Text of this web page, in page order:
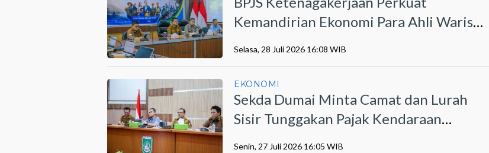
Kemandirian Ekonomi Para Ahli Waris
Selasa, 28 Juli 2026 16:08 WIB
EKONOMI
Sekda Dumai Minta Camat dan Lurah
Sisir Tunggakan Pajak Kendaraan
Senin, 27 Juli 2026 16:05 WIB